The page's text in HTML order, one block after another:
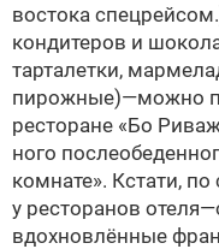
востока
кондитеров и
тарталетки,
пирожные)—можно
ресторане «Бо
ного
комнате». Кстати,
у ресторанов
вдохновлённые